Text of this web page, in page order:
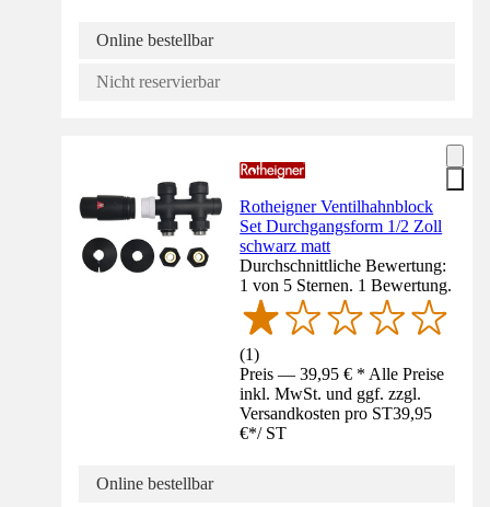
Online bestellbar
Nicht reservierbar
Rotheigner Ventilhahnblock
Set Durchgangsform 1/2 Zoll
schwarz matt
Durchschnittliche Bewertung:
1 von 5 Sternen. 1 Bewertung.
(1)
Preis — 39,95 € * Alle Preise
inkl. MwSt. und ggf. zzgl.
Versandkosten pro ST39,95
€*/ ST
Online bestellbar